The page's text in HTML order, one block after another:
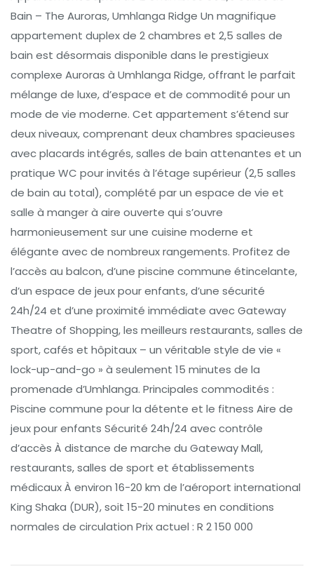
Bain – The Auroras, Umhlanga Ridge Un magnifique
appartement duplex de 2 chambres et 2,5 salles de
bain est désormais disponible dans le prestigieux
complexe Auroras à Umhlanga Ridge, offrant le parfait
mélange de luxe, d’espace et de commodité pour un
mode de vie moderne. Cet appartement s’étend sur
deux niveaux, comprenant deux chambres spacieuses
avec placards intégrés, salles de bain attenantes et un
pratique WC pour invités à l’étage supérieur (2,5 salles
de bain au total), complété par un espace de vie et
salle à manger à aire ouverte qui s’ouvre
harmonieusement sur une cuisine moderne et
élégante avec de nombreux rangements. Profitez de
l’accès au balcon, d’une piscine commune étincelante,
d’un espace de jeux pour enfants, d’une sécurité
24h/24 et d’une proximité immédiate avec Gateway
Theatre of Shopping, les meilleurs restaurants, salles de
sport, cafés et hôpitaux – un véritable style de vie «
lock-up-and-go » à seulement 15 minutes de la
promenade d’Umhlanga. Principales commodités :
Piscine commune pour la détente et le fitness Aire de
jeux pour enfants Sécurité 24h/24 avec contrôle
d’accès À distance de marche du Gateway Mall,
restaurants, salles de sport et établissements
médicaux À environ 16-20 km de l’aéroport international
King Shaka (DUR), soit 15-20 minutes en conditions
normales de circulation Prix actuel : R 2 150 000